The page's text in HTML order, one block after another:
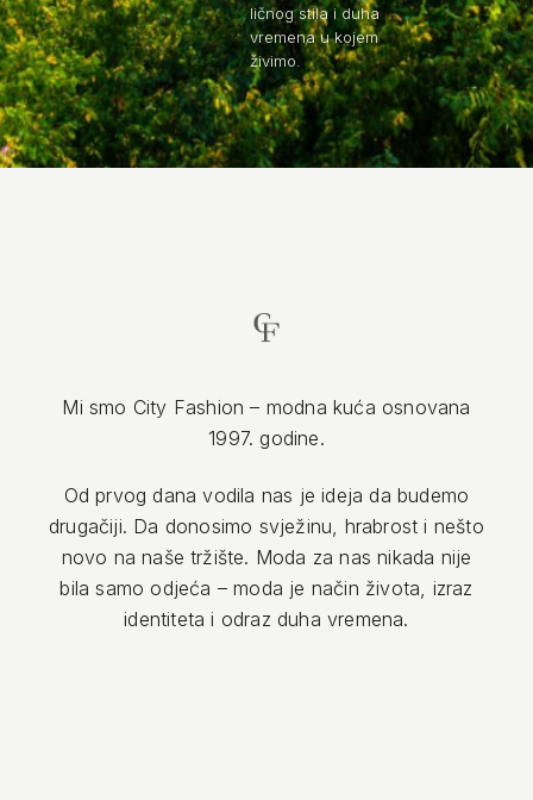
ličnog stila i duha
vremena u kojem
živimo.
Mi smo City Fashion – modna kuća osnovana
1997. godine.
Od prvog dana vodila nas je ideja da budemo
drugačiji. Da donosimo svježinu, hrabrost i nešto
novo na naše tržište. Moda za nas nikada nije
bila samo odjeća – moda je način života, izraz
identiteta i odraz duha vremena.